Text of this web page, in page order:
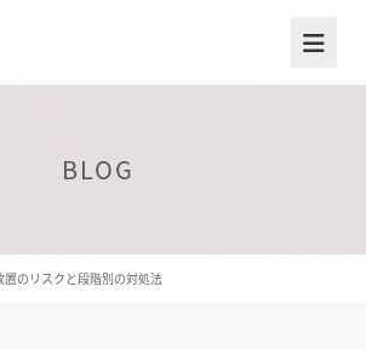
BLOG
のリスクと段階別の対処法